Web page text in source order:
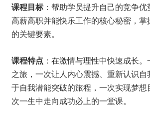
课程目标：帮助学员提升自己的竞争优
高薪高职并能快乐工作的核心秘密，掌
的关键要素。
课程特点 ：在激情与理性中快速成长
之旅，一次让人内心震撼、重新认识自
于自我潜能突破的旅程，一次实现梦想
次一生中走向成功必上的一堂课。